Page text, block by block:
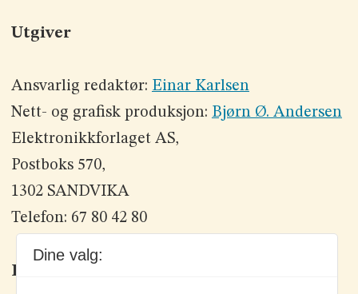
Utgiver
Ansvarlig redaktør: Einar Karlsen
Nett- og grafisk produksjon: Bjørn Ø. Andersen
Elektronikkforlaget AS,
Postboks 570,
1302 SANDVIKA
Telefon: 67 80 42 80
Kontakt oss
Dine valg: